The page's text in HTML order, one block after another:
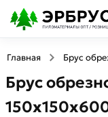
Главная Брус
Брус